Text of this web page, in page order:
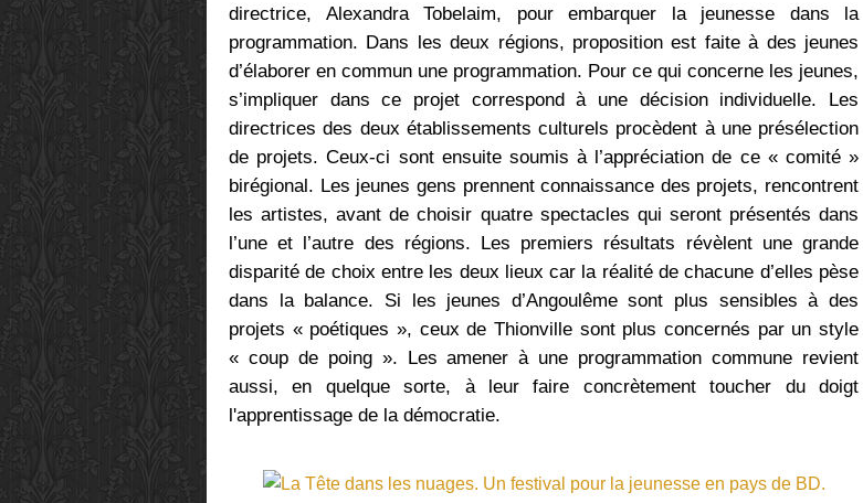
directrice, Alexandra Tobelaim, pour embarquer la jeunesse dans la
programmation. Dans les deux régions, proposition est faite à des jeunes
d’élaborer en commun une programmation. Pour ce qui concerne les jeunes,
s’impliquer dans ce projet correspond à une décision individuelle. Les
directrices des deux établissements culturels procèdent à une présélection
de projets. Ceux-ci sont ensuite soumis à l’appréciation de ce « comité »
birégional. Les jeunes gens prennent connaissance des projets, rencontrent
les artistes, avant de choisir quatre spectacles qui seront présentés dans
l’une et l’autre des régions. Les premiers résultats révèlent une grande
disparité de choix entre les deux lieux car la réalité de chacune d’elles pèse
dans la balance. Si les jeunes d’Angoulême sont plus sensibles à des
projets « poétiques », ceux de Thionville sont plus concernés par un style
« coup de poing ». Les amener à une programmation commune revient
aussi, en quelque sorte, à leur faire concrètement toucher du doigt
l'apprentissage de la démocratie.